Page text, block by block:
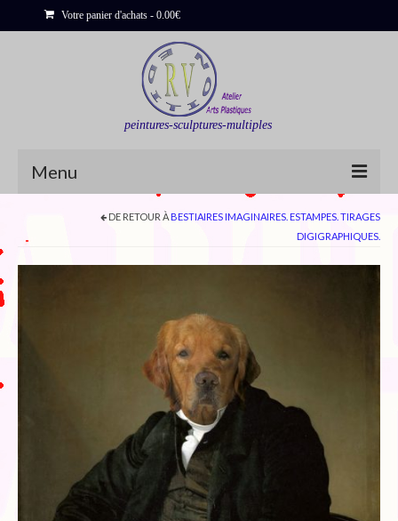
Votre panier d'achats - 0.00€
peintures-sculptures-multiples
Menu
Peinture : Cartes et Itinéraires
Bibliographie
Edition de Cartes postales.
Au temps du Covid
DE RETOUR À BESTIAIRES IMAGINAIRES. ESTAMPES. TIRAGES
DIGIGRAPHIQUES.